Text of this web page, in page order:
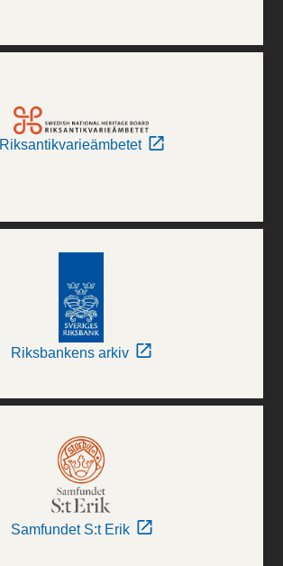
Riksantikvarieämbetet
Riksbankens arkiv
Samfundet S:t Erik